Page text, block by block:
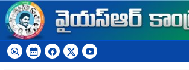
Skip to main content